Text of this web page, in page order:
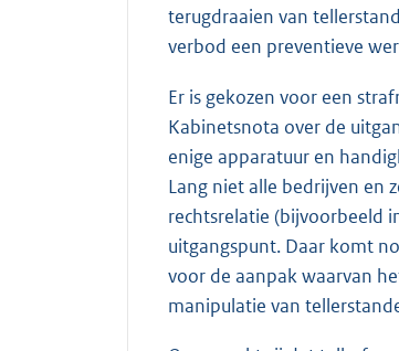
terugdraaien van
verbod een preventieve
Er is gekozen voor een
Kabinetsnota over de
enige apparatuur en
Lang niet alle bedrijven en
rechtsrelatie (bijvoorbeeld
uitgangspunt. Daar komt
voor de aanpak waarvan
manipulatie van